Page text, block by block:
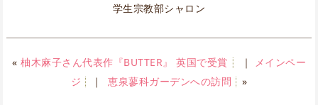
学生宗教部シャロン
« 柚木麻子さん代表作『BUTTER』 英国で受賞 ｜
メインペー
ジ
｜恵泉蓼科ガーデンへの訪問 »